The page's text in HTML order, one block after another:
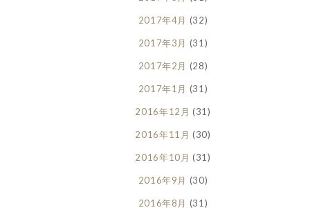
2017年4月 (32)
2017年3月 (31)
2017年2月 (28)
2017年1月 (31)
2016年12月 (31)
2016年11月 (30)
2016年10月 (31)
2016年9月 (30)
2016年8月 (31)